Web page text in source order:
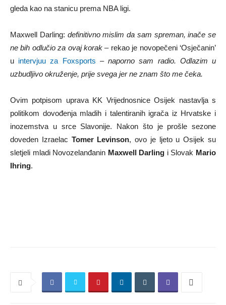
gleda kao na stanicu prema NBA ligi.
Maxwell Darling: definitivno mislim da sam spreman, inače se
ne bih odlučio za ovaj korak – rekao je novopečeni ‘Osječanin’
u intervjuu za Foxsports –naporno sam radio. Odlazim u
uzbudljivo okruženje, prije svega jer ne znam što me čeka.
Ovim potpisom uprava KK Vrijednosnice Osijek nastavlja s
politikom dovođenja mladih i talentiranih igrača iz Hrvatske i
inozemstva u srce Slavonije. Nakon što je prošle sezone
doveden Izraelac Tomer Levinson, ovo je ljeto u Osijek su
sletjeli mladi Novozelanđanin Maxwell Darling i Slovak Mario
Ihring.